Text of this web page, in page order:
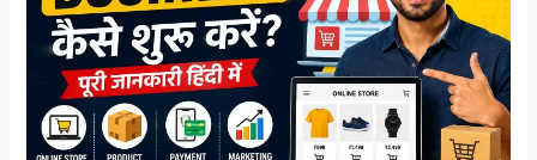
Commerce
Business
लिए